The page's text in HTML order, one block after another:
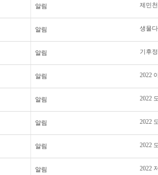
알림 제민
알림 생물
알림 기후
알림 2022
알림 2022
알림 2022
알림 2022
알림 2022